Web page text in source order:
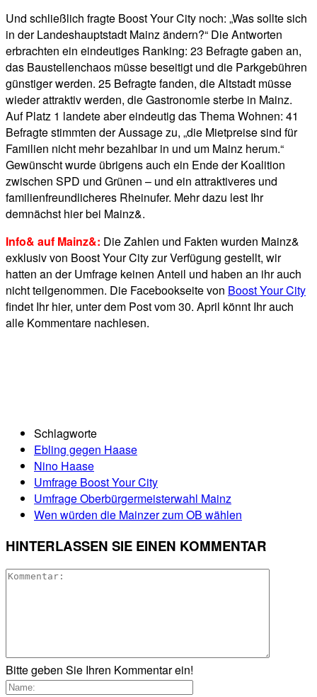
Und schließlich fragte Boost Your City noch: „Was sollte sich
in der Landeshauptstadt Mainz ändern?“ Die Antworten
erbrachten ein eindeutiges Ranking: 23 Befragte gaben an,
das Baustellenchaos müsse beseitigt und die Parkgebühren
günstiger werden. 25 Befragte fanden, die Altstadt müsse
wieder attraktiv werden, die Gastronomie sterbe in Mainz.
Auf Platz 1 landete aber eindeutig das Thema Wohnen: 41
Befragte stimmten der Aussage zu, „die Mietpreise sind für
Familien nicht mehr bezahlbar in und um Mainz herum.“
Gewünscht wurde übrigens auch ein Ende der Koalition
zwischen SPD und Grünen – und ein attraktiveres und
familienfreundlicheres Rheinufer. Mehr dazu lest Ihr
demnächst hier bei Mainz&.
Info& auf Mainz&: Die Zahlen und Fakten wurden Mainz&
exklusiv von Boost Your City zur Verfügung gestellt, wir
hatten an der Umfrage keinen Anteil und haben an ihr auch
nicht teilgenommen. Die Facebookseite von Boost Your City
findet Ihr hier, unter dem Post vom 30. April könnt Ihr auch
alle Kommentare nachlesen.
Schlagworte
Ebling gegen Haase
Nino Haase
Umfrage Boost Your City
Umfrage Oberbürgermeisterwahl Mainz
Wen würden die Mainzer zum OB wählen
HINTERLASSEN SIE EINEN KOMMENTAR
Bitte geben Sie Ihren Kommentar ein!